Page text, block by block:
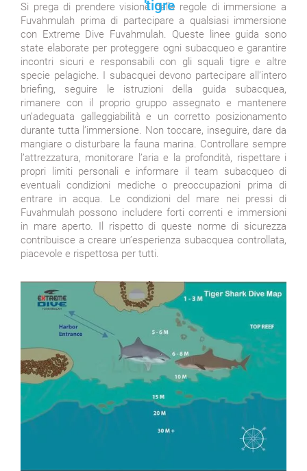
Si prega di prendere visione delle regole di immersione a
Fuvahmulah prima di partecipare a qualsiasi immersione
con Extreme Dive Fuvahmulah. Queste linee guida sono
state elaborate per proteggere ogni subacqueo e garantire
incontri sicuri e responsabili con gli squali tigre e altre
specie pelagiche. I subacquei devono partecipare all’intero
briefing, seguire le istruzioni della guida subacquea,
rimanere con il proprio gruppo assegnato e mantenere
un’adeguata galleggiabilità e un corretto posizionamento
durante tutta l’immersione. Non toccare, inseguire, dare da
mangiare o disturbare la fauna marina. Controllare sempre
l’attrezzatura, monitorare l’aria e la profondità, rispettare i
propri limiti personali e informare il team subacqueo di
eventuali condizioni mediche o preoccupazioni prima di
entrare in acqua. Le condizioni del mare nei pressi di
Fuvahmulah possono includere forti correnti e immersioni
in mare aperto. Il rispetto di queste norme di sicurezza
contribuisce a creare un’esperienza subacquea controllata,
piacevole e rispettosa per tutti.